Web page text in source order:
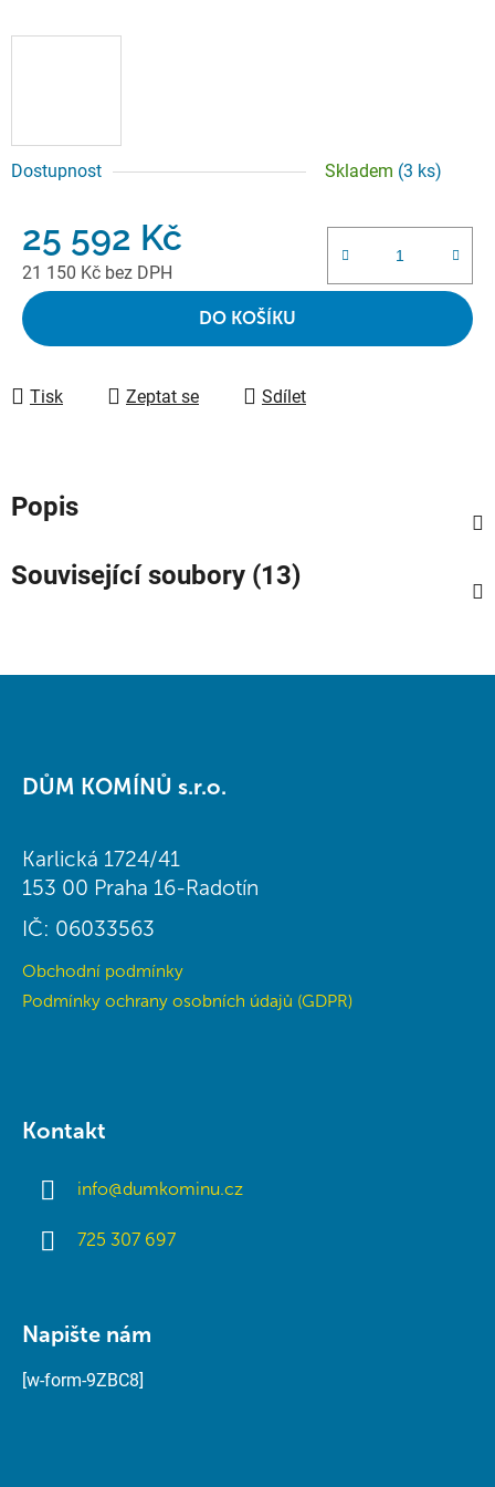
Dostupnost Skladem (3 ks)
25 592 Kč
21 150 Kč bez DPH
Měrná cena:
DO KOŠÍKU
Tisk Zeptat se Sdílet
Popis
Související soubory (13)
DŮM KOMÍNŮ s.r.o.
Karlická 1724/41
153 00 Praha 16-Radotín
IČ: 06033563
Obchodní podmínky
Podmínky ochrany osobních údajů (GDPR)
Kontakt
info@dumkominu.cz
725 307 697
Napište nám
[w-form-9ZBC8]